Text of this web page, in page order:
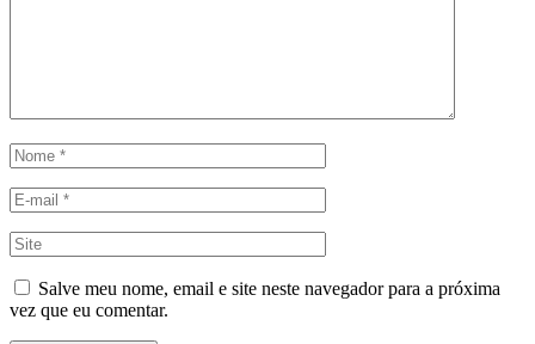
Salve meu nome, email e site neste navegador para a próxima
vez que eu comentar.